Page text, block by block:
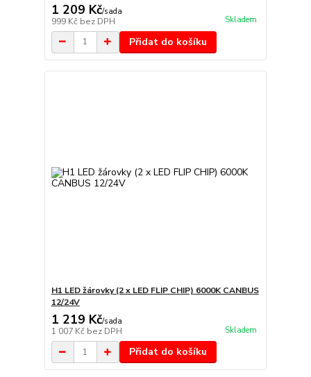
1 209 Kč/sada
999 Kč bez DPH Skladem
Přidat do košíku
H1 LED žárovky (2 x LED FLIP CHIP) 6000K CANBUS
12/24V
1 219 Kč/sada
1 007 Kč bez DPH Skladem
Přidat do košíku